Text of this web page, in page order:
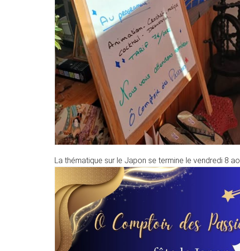
La thématique sur le Japon se termine le vendredi 8